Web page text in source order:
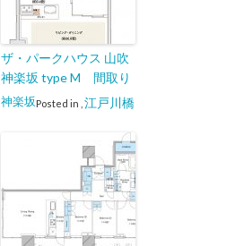
ザ・パークハウス 山吹
神楽坂 type M 間取り
Posted in
神楽坂 江戸川橋